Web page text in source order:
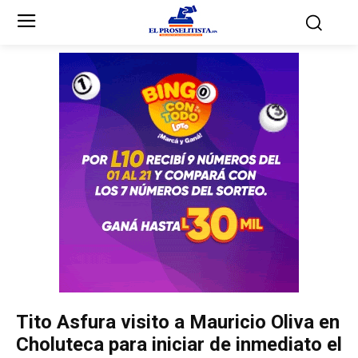
Partidos Políticos
Partido Liberal
Unificación Democrática
Anticorrupción
Partidos Políticos
Partido Liberal
Unificación Democrática
Anticorrupción
Tito Asfura visito a Mauricio Oliva en
Choluteca para iniciar de inmediato el